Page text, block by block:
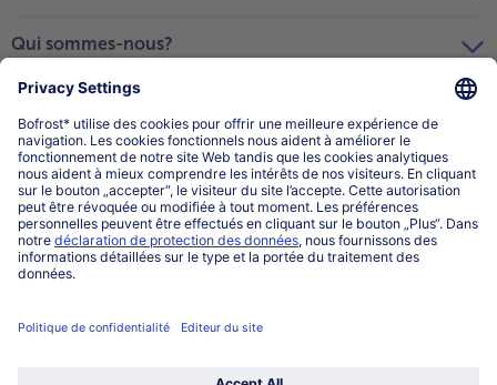
Qui sommes-nous?
Catégories
Sélectionner le pays / la langue